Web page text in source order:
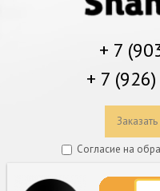
+ 7
+ 7
Согласие на